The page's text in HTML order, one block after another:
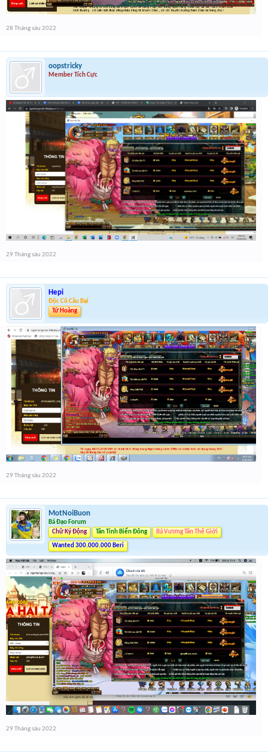
28 Tháng sáu 2022
oopstricky
Member Tích Cực
29 Tháng sáu 2022
Hepi
Độc Cô Cầu Bại
Tứ Hoàng
29 Tháng sáu 2022
MotNoiBuon
Bá Đạo Forum
Chữ Ký Động
Tân Tinh Biển Đông Bá Vương Tân Thế Giới
Wanted 300.000.000 Beri
29 Tháng sáu 2022